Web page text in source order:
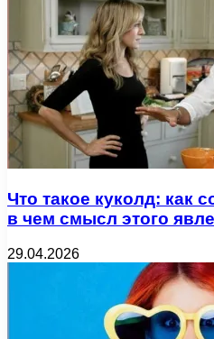
Что такое куколд: как
в чем смысл этого
29.04.2026